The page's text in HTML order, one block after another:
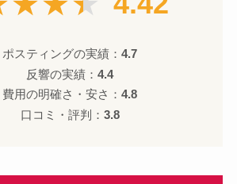
ポスティングの実績：4.7
反響の実績：4.4
費用の明確さ・安さ：4.8
口コミ・評判： 3.8